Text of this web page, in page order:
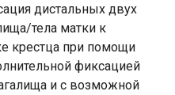
дистальных двух
тела матки к
крестца при помощи
фиксацией
и с возможной